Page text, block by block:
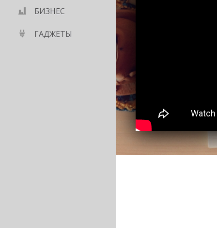
БИЗНЕС
ГАДЖЕТЫ